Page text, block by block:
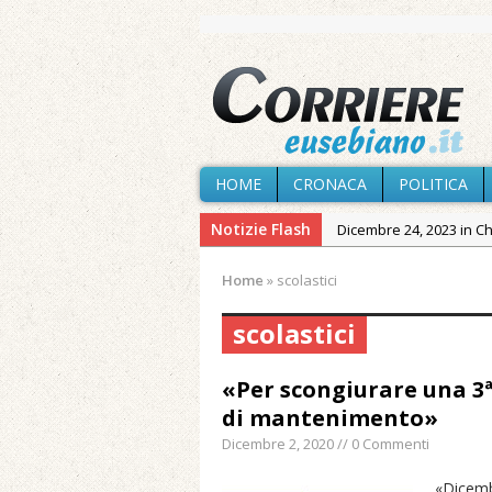
HOME CRONACA POLITICA
Notizie Flash Dicembre 24, 2023 in
Agosto 7, 2026 in Paesi:
Agosto 7, 2026 in
Agosto 6, 2026 in
Home » scolastici
scolastici
«Per scongiurare una
di mantenimento»
Dicembre 2, 2020 // 0 Commenti